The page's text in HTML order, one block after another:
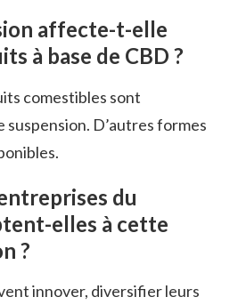
affecte-t-elle
à base de CBD ?
comestibles sont
D’autres formes
du
elles à cette
?
innover, diversifier leurs